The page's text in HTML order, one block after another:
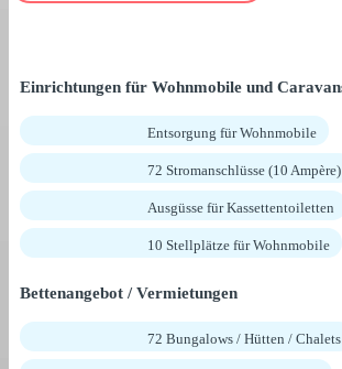
Einrichtungen für Wohnmobile und
Entsorgung für Wohnmobile
72 Stromanschlüsse (10 Ampère)
Ausgüsse für Kassettentoiletten
10 Stellplätze für Wohnmobile
Bettenangebot / Vermietungen
72 Bungalows / Hütten / Chalets